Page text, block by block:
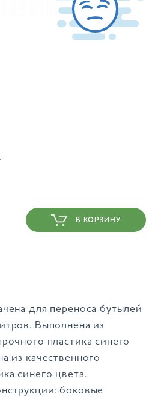
В КОРЗИНУ
для переноса бутылей
Выполнена из
пластика синего
из качественного
синего цвета.
боковые